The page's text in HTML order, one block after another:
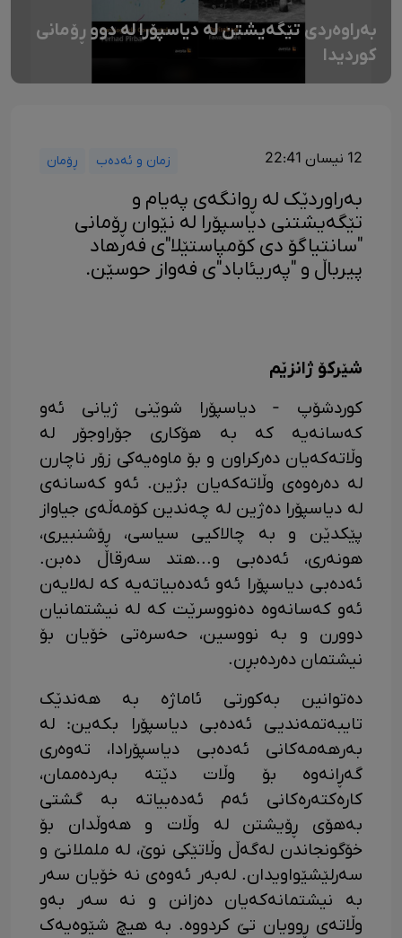
بەراوەردی تێگەیشتن لە دیاسپۆرا لە دوو ڕۆمانی
کوردیدا
12 نیسان 22:41 زمان و ئەدەب ڕۆمان
بەراوردێک لە ڕوانگەی پەیام و
تێگەیشتنی دیاسپۆرا لە نێوان ڕۆمانی
"سانتیاگۆ دی کۆمپاستێلا"ی فەرهاد
پیرباڵ و "پەریئاباد"ی فەواز حوسێن.
شێرکۆ ژانزێم
کوردشۆپ - دیاسپۆرا شوێنی ژیانی ئەو
کەسانەیە کە بە هۆکاری جۆراوجۆر لە
وڵاتەکەیان دەرکراون و بۆ ماوەیەکی زۆر ناچارن
لە دەرەوەی وڵاتەکەیان بژین. ئەو کەسانەی
لە دیاسپۆرا دەژین لە چەندین کۆمەڵەی جیاواز
پێکدێن و بە چالاکیی سیاسی، ڕۆشنبیری،
هونەری، ئەدەبی و...هتد سەرقاڵ دەبن.
ئەدەبی دیاسپۆرا ئەو ئەدەبیاتەیە کە لەلایەن
ئەو کەسانەوە دەنووسرێت کە لە نیشتمانیان
دوورن و بە نووسین، حەسرەتی خۆیان بۆ
نیشتمان دەردەبڕن.
دەتوانین بەکورتی ئاماژە بە هەندێک
تایبەتمەندیی ئەدەبی دیاسپۆرا بکەین: لە
بەرهەمەکانی ئەدەبی دیاسپۆرادا، تەوەری
گەڕانەوە بۆ وڵات دێتە بەردەممان،
کارەکتەرەکانی ئەم ئەدەبیاتە بە گشتی
بەهۆی ڕۆیشتن لە وڵات و هەوڵدان بۆ
خۆگونجاندن لەگەڵ وڵاتێکی نوێ، لە ململانێ و
سەرلێشێواویدان. لەبەر ئەوەی نە خۆیان سەر
بە نیشتمانەکەیان دەزانن و نە سەر بەو
وڵاتەی ڕوویان تێ کردووە. بە هیچ شێوەیەک